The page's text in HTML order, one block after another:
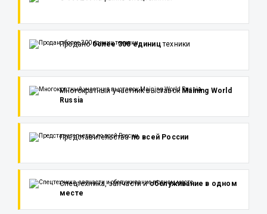
Проданоболее 300 едиництехники
Многократный участник выставок Maining World
Russia
Представительствапо всей России
Спецтехника, запчасти иобслуживание в одном
месте